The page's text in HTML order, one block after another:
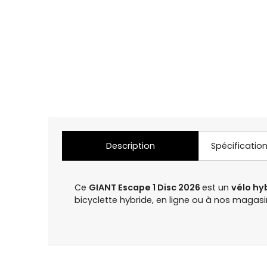
Description
Ce GIANT Escape 1 Disc 2026 est un vélo
bicyclette hybride, en ligne ou à nos